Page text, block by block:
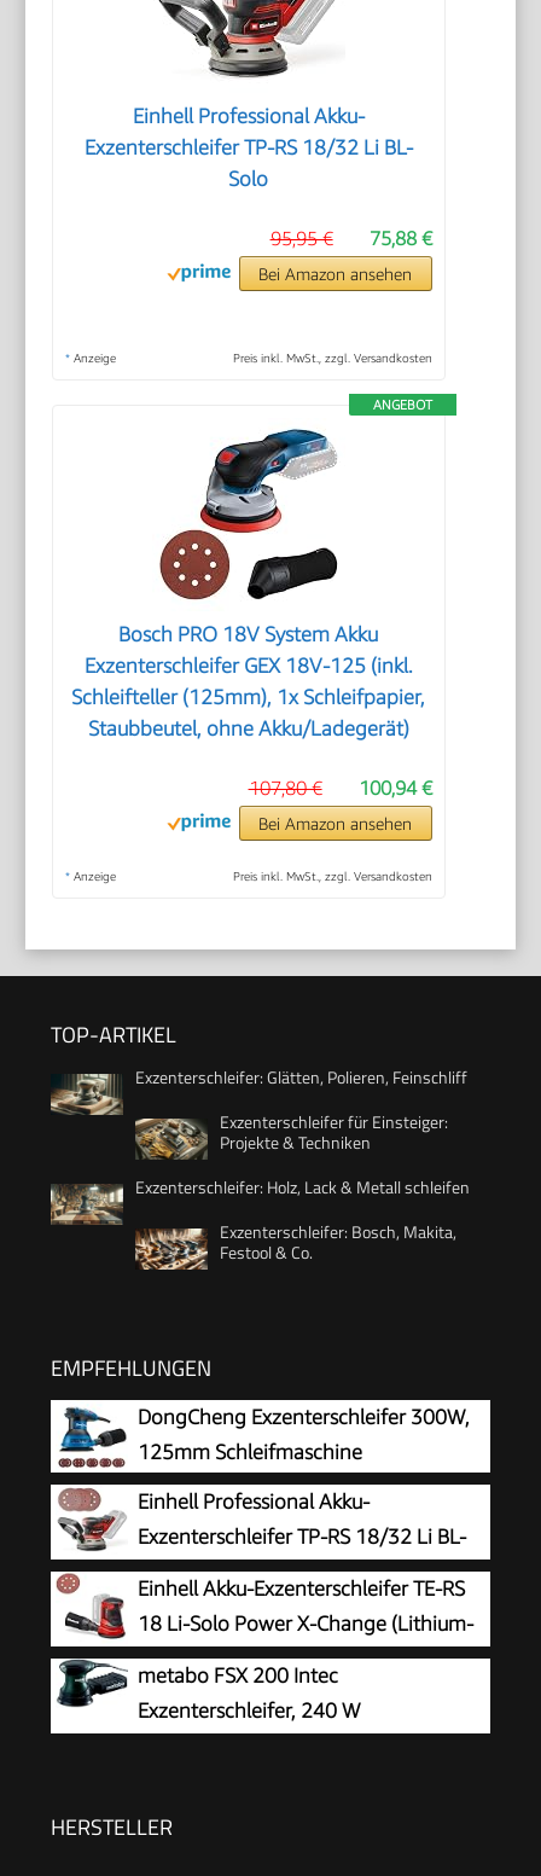
Einhell Professional Akku-
Exzenterschleifer TP-RS 18/32 Li BL-
Solo
75,88 €
95,95 €
Bei Amazon ansehen
* Anzeige Preis inkl. MwSt., zzgl. Versandkosten
ANGEBOT
Bosch PRO 18V System Akku
Exzenterschleifer GEX 18V-125 (inkl.
Schleifteller (125mm), 1x Schleifpapier,
Staubbeutel, ohne Akku/Ladegerät)
100,94 €
107,80 €
Bei Amazon ansehen
* Anzeige Preis inkl. MwSt., zzgl. Versandkosten
TOP-ARTIKEL
Exzenterschleifer: Glätten, Polieren, Feinschliff
Exzenterschleifer für Einsteiger:
Projekte & Techniken
Exzenterschleifer: Holz, Lack & Metall schleifen
Exzenterschleifer: Bosch, Makita,
Festool & Co.
EMPFEHLUNGEN
DongCheng Exzenterschleifer 300W,
125mm Schleifmaschine
Einhell Professional Akku-
Exzenterschleifer TP-RS 18/32 Li BL-
Solo
Einhell Akku-Exzenterschleifer TE-RS
18 Li-Solo Power X-Change (Lithium-
Ionen, Drehzahl-Elektronik, Mikro-
Kletthaftung, inkl. 1x Schleifpapier P80, ohne
Akku und Ladegerät)
metabo FSX 200 Intec
Exzenterschleifer, 240 W
HERSTELLER